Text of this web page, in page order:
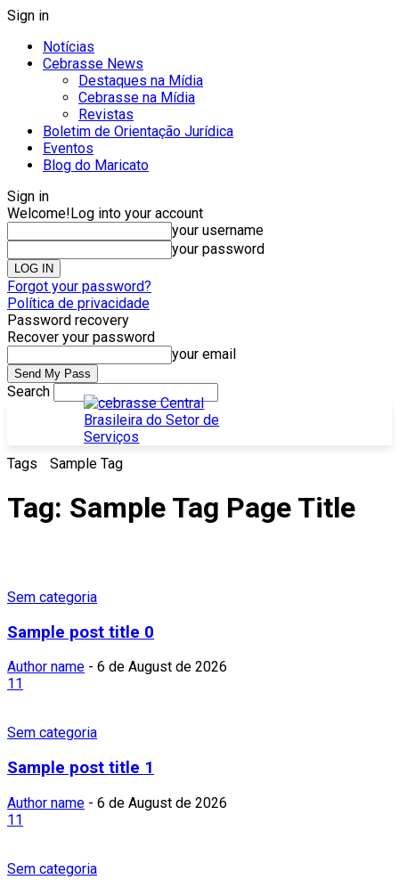
Sign in
Notícias
Cebrasse News
Destaques na Mídia
Cebrasse na Mídia
Revistas
Boletim de Orientação Jurídica
Eventos
Blog do Maricato
Sign in
Welcome!Log into your account
your username
your password
Forgot your password?
Política de privacidade
Password recovery
Recover your password
your email
Search
Tags Sample Tag
Tag: Sample Tag Page Title
Sem categoria
Sample post title 0
Author name - 6 de August de 2026
11
Sem categoria
Sample post title 1
Author name - 6 de August de 2026
11
Sem categoria